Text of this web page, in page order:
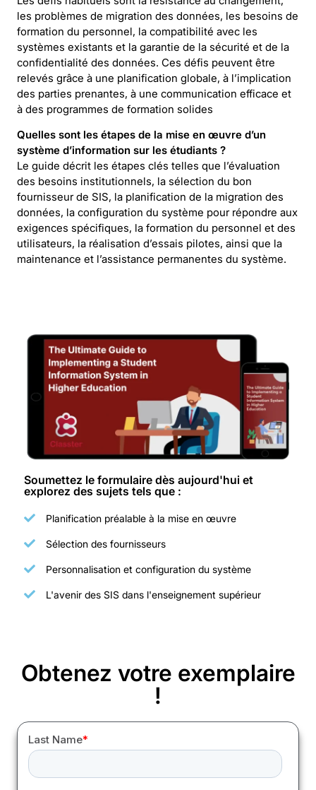
les problèmes de migration des données, les besoins de
formation du personnel, la compatibilité avec les
systèmes existants et la garantie de la sécurité et de la
confidentialité des données. Ces défis peuvent être
relevés grâce à une planification globale, à l’implication
des parties prenantes, à une communication efficace et
à des programmes de formation solides
Quelles sont les étapes de la mise en œuvre d’un
système d’information sur les étudiants ?
Le guide décrit les étapes clés telles que l’évaluation
des besoins institutionnels, la sélection du bon
fournisseur de SIS, la planification de la migration des
données, la configuration du système pour répondre aux
exigences spécifiques, la formation du personnel et des
utilisateurs, la réalisation d’essais pilotes, ainsi que la
maintenance et l’assistance permanentes du système.
Soumettez le formulaire dès aujourd'hui et
explorez des sujets tels que :
Planification préalable à la mise en œuvre
Sélection des fournisseurs
Personnalisation et configuration du système
L'avenir des SIS dans l'enseignement supérieur
Obtenez votre exemplaire
!